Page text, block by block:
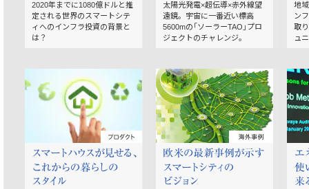
2020年までに1080億ドルと推
定される世界のスマートシテ
ィへのインフラ投資の背景と
は？
太陽光発電×超伝導×赤外線望
遠鏡。宇宙に一番近い標高
5600mの「ソーラーTAO」プロ
ジェクトのチャレンジ。
地
ン
取
ュ